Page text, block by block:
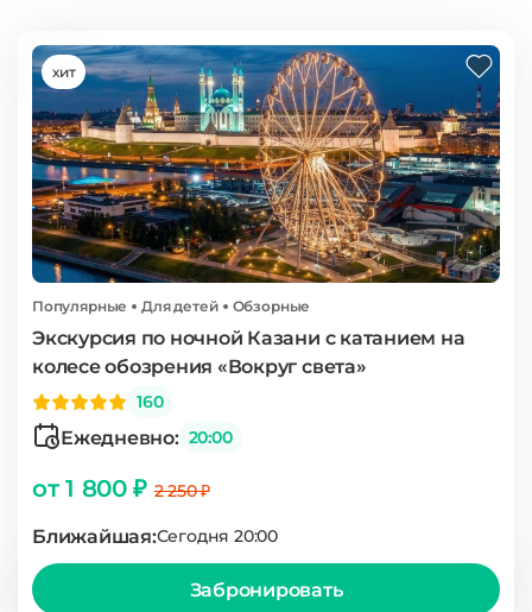
хит
Популярные Для детей Обзорные
Экскурсия по ночной Казани с катанием на
колесе обозрения «Вокруг света»
160
Ежедневно: 20:00
от 1 800 ₽2 250 ₽
Ближайшая:Сегодня 20:00
Забронировать